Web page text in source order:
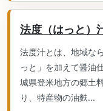
法度（はっと）
法度汁とは、地域な
っと」を加えて醤油
城県登米地方の郷土
り、特産物の油麩...